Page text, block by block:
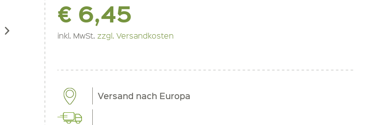
€ 6,45
inkl. MwSt. zzgl. Versandkosten
Versand nach Europa